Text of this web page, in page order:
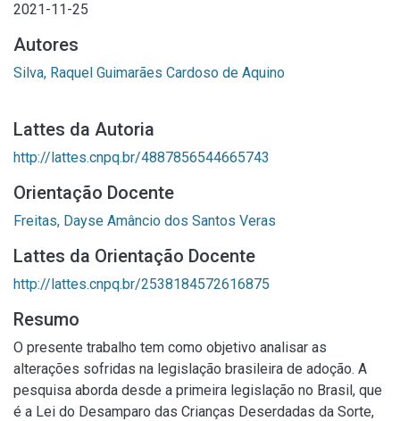
2021-11-25
Autores
Silva, Raquel Guimarães Cardoso de Aquino
Lattes da Autoria
http://lattes.cnpq.br/4887856544665743
Orientação Docente
Freitas, Dayse Amâncio dos Santos Veras
Lattes da Orientação Docente
http://lattes.cnpq.br/2538184572616875
Resumo
O presente trabalho tem como objetivo analisar as
alterações sofridas na legislação brasileira de adoção. A
pesquisa aborda desde a primeira legislação no Brasil, que
é a Lei do Desamparo das Crianças Deserdadas da Sorte,